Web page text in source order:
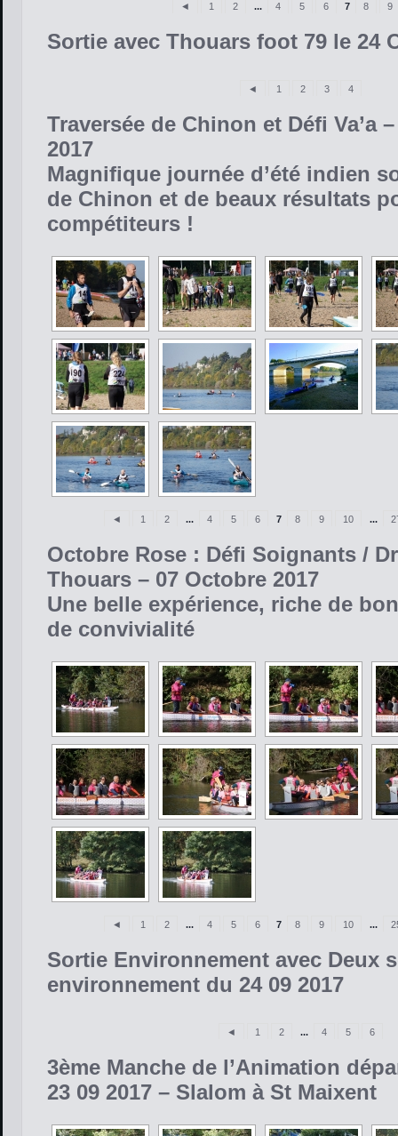
◄ 1 2 ... 4 5 6 7 8 9
Sortie avec Thouars foot 79 le 24
◄ 1 2 3 4
Traversée de Chinon et Défi Va’a
2017
Magnifique journée d’été indien
de Chinon et de beaux résultats
compétiteurs !
◄ 1 2 ... 4 5 6 7 8 9 10 ...
Octobre Rose : Défi Soignants /
Thouars – 07 Octobre 2017
Une belle expérience, riche de
de convivialité
◄ 1 2 ... 4 5 6 7 8 9 10 ...
Sortie Environnement avec Deux
environnement du 24 09 2017
◄ 1 2 ... 4 5 6
3ème Manche de l’Animation
23 09 2017 – Slalom à St Maixent